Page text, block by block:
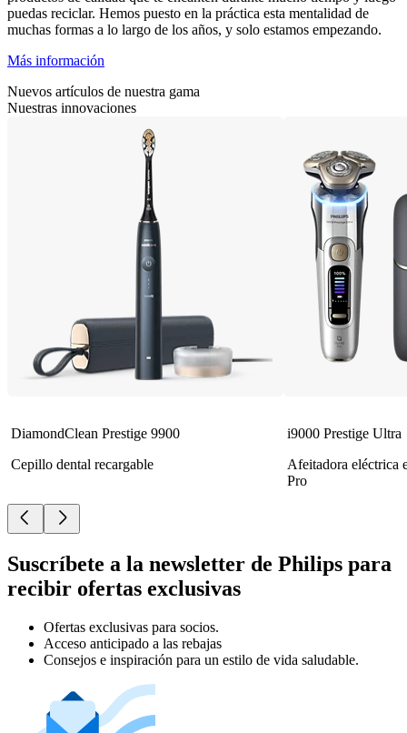
puedas reciclar. Hemos puesto en la práctica esta mentalidad de
muchas formas a lo largo de los años, y solo estamos empezando.
Más información
Nuevos artículos de nuestra gama
Nuestras innovaciones
DiamondClean Prestige 9900
Cepillo dental recargable
i9000 Prestige Ultra
Afeitadora eléctrica
Pro
Suscríbete a la newsletter de Philips para
recibir ofertas exclusivas
Ofertas exclusivas para socios.
Acceso anticipado a las rebajas
Consejos e inspiración para un estilo de vida saludable.